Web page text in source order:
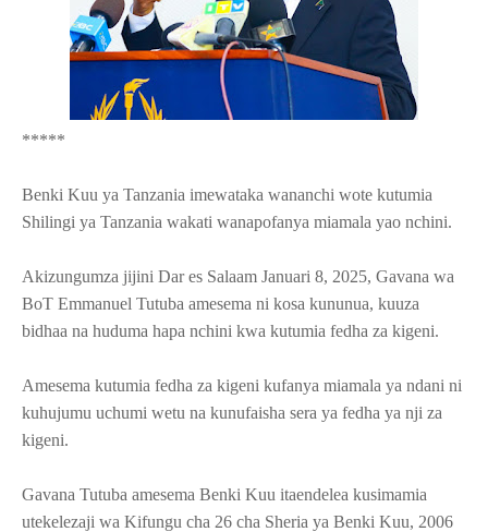
*****
Benki Kuu ya Tanzania imewataka wananchi wote kutumia
Shilingi ya Tanzania wakati wanapofanya miamala yao nchini.
Akizungumza jijini Dar es Salaam Januari 8, 2025, Gavana wa
BoT Emmanuel Tutuba amesema ni kosa kununua, kuuza
bidhaa na huduma hapa nchini kwa kutumia fedha za kigeni.
Amesema kutumia fedha za kigeni kufanya miamala ya ndani ni
kuhujumu uchumi wetu na kunufaisha sera ya fedha ya nji za
kigeni.
Gavana Tutuba amesema Benki Kuu itaendelea kusimamia
utekelezaji wa Kifungu cha 26 cha Sheria ya Benki Kuu, 2006